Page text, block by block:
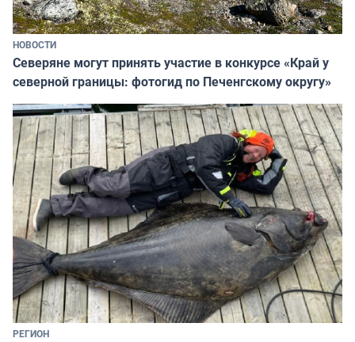
НОВОСТИ
Северяне могут принять участие в конкурсе «Край у
северной границы: фотогид по Печенгскому округу»
РЕГИОН